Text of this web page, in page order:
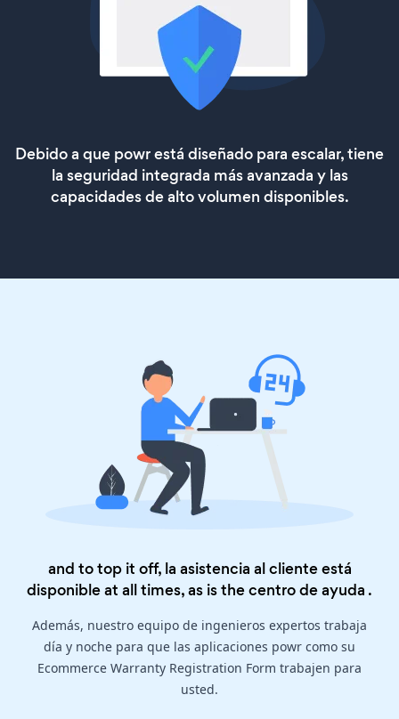
Debido a que powr está diseñado para escalar, tiene
la seguridad integrada más avanzada y las
capacidades de alto volumen disponibles.
and to top it off, la asistencia al cliente está
disponible at all times, as is thecentro de ayuda .
Además, nuestro equipo de ingenieros expertos trabaja
día y noche para que las aplicaciones powr como su
Ecommerce Warranty Registration Form trabajen para
usted.